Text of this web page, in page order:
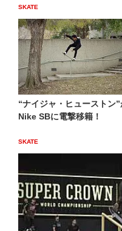
タ...
SKATE
“ナイジャ・ヒューストン”
Nike SBに電撃移籍！
SKATE